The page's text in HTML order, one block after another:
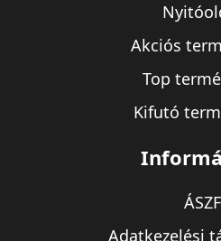
Akciós
Top
Kifutó
ÁSZF
Adatkezelési